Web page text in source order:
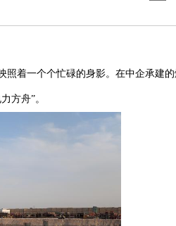
着一个个忙碌的身影。在中企承建
方舟”。